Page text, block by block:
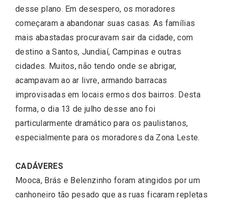
desse plano. Em desespero, os moradores
começaram a abandonar suas casas. As famílias
mais abastadas procuravam sair da cidade, com
destino a Santos, Jundiaí, Campinas e outras
cidades. Muitos, não tendo onde se abrigar,
acampavam ao ar livre, armando barracas
improvisadas em locais ermos dos bairros. Desta
forma, o dia 13 de julho desse ano foi
particularmente dramático para os paulistanos,
especialmente para os moradores da Zona Leste.
CADÁVERES
Mooca, Brás e Belenzinho foram atingidos por um
canhoneiro tão pesado que as ruas ficaram repletas